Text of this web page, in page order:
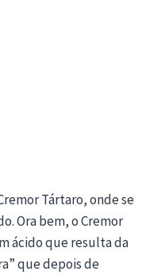
Tártaro, onde se
Ora bem, o Cremor
ácido que resulta da
que depois de